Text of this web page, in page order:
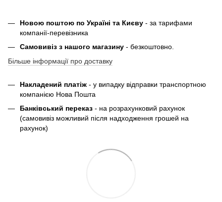
Новою поштою по Україні та Києву - за тарифами
компанії-перевізника
Самовивіз з нашого магазину - безкоштовно.
Більше інформації про доставку
Накладений платіж - у випадку відправки транспортною
компанією Нова Пошта
Банківський переказ - на розрахунковий рахунок
(самовивіз можливий після надходження грошей на
рахунок)